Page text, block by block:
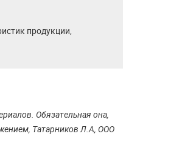
продукции,
Обязательная она,
Татарников Л.А, ООО